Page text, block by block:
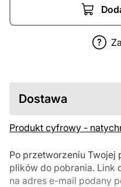
Dostawa
Produkt cyfrowy -
Po przetworzeniu Twojej
plików do pobrania. Link
na adres e-mail podany